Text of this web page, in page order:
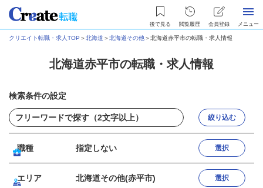
後で見る 閲覧履歴 会員登録 メニュー
クリエイト転職・求人TOP ＞北海道 ＞北海道その他＞北海道赤平市の転職・求人情報
北海道赤平市の転職・求人情報
検索条件の設定
絞り込む
職種 指定しない 選択
エリア 北海道その他(赤平市) 選択